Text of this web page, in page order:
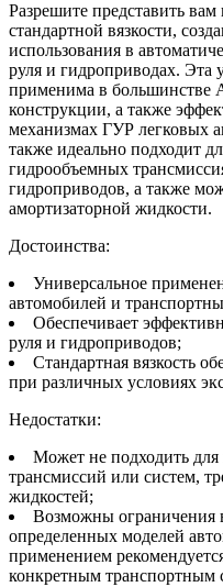
Разрешите представить
стандартной вязкости,
использования в
руля и гидроприводах. Эта
применима в
конструкции, а также
механизмах ГУР легковых
также идеально подходит
гидрообъемных
гидроприводов, а также
амортизаторной жидкости.
Достоинства:
Универсальное
автомобилей и
Обеспечивает
руля и гидроприводов;
Стандартная вязкость
при различных условиях
Недостатки:
Может не подходить
трансмиссий или систем,
жидкостей;
Возможны ограничения
определенных моделей
применением
конкретным транспортным